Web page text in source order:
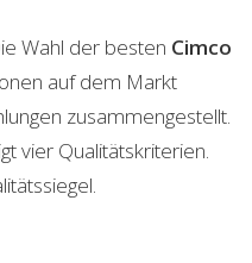
Wahl der besten Cimco
auf dem Markt
zusammengestellt.
vier Qualitätskriterien.